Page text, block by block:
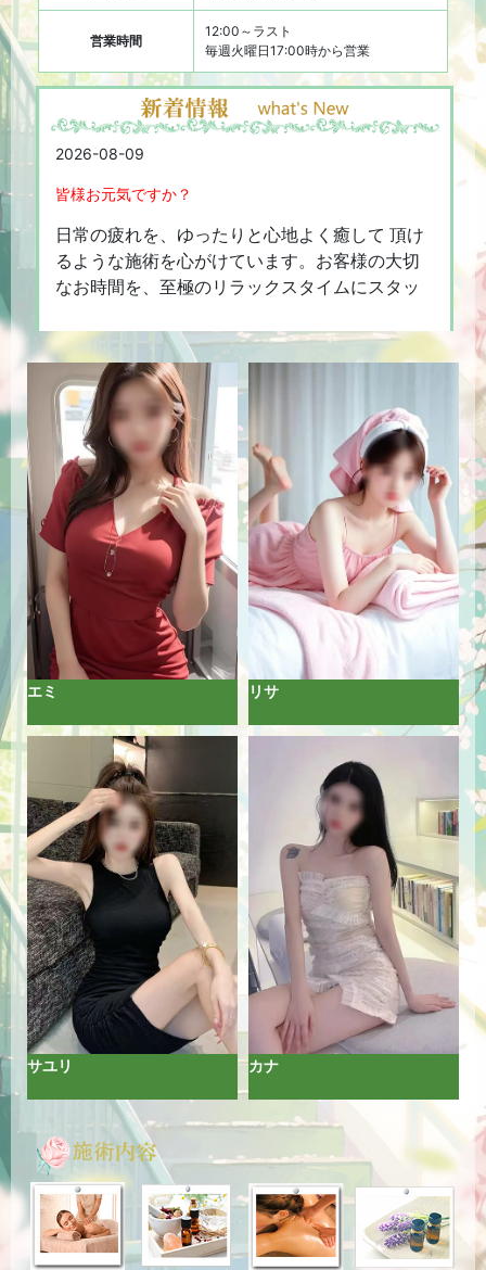
営業時間
12:00～ラスト
毎週火曜日17:00時から営業
2026-08-09
皆様お元気ですか？
日常の疲れを、ゆったりと心地よく癒して 頂け
るような施術を心がけています。お客様の大切
なお時間を、至極のリラックスタイムにスタッ
ご来店ください。
2026-08-08
ハードな仕事に慣れてますか？
癒しの空間で全てを忘れ、セラピストに身を任
せ「最上に癒し」 を堪能してください。癒しの
プロフェッショナルセラピストが在籍おりま
す、ゆったり心地よい「癒し空間」を約束しま
す。お客様が共に成長していく、素晴らしいお
店が出来たらと思います。どうぞお気軽に足を
運びくださいませ。
2026-08-07
誰かに甘えたくなる時ってありませんか？
当店のマッサージは体が楽になり、快眠と明日
の爽やかな目覚め、そして生活や仕事の成功の
手助けをします、眠っていた自然治癒力を回復
し、心身の緊張緩和を図ることで、ストレスや
疲れを改善します。あまりの気持ち良さに、つ
いつい眠ってしまう人も少なくありません、夜
はぐっすり快眠朝は目覚めも良くなり、食事も
非常に美味しくいただけるでしょう。健康があ
ってこそ、生活や仕事も充実します。是非、あ
なたの体の健康管理のお手伝いをさせてくださ
い。
2026-08-06
疲れをマッサージで取り除いてみませんか！
仕事によるストレスで長い間蓄積された、悪い
ものをマッサージと美女との会話でデトックス
していって下さい。貴方好みの女子に、その疲
れを取り除いてもらいましょう！
2026-08-05
エミ リサ
サユリ カナ